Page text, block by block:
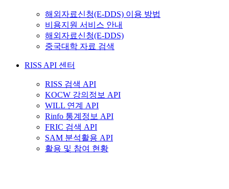
해외자료신청(E-DDS) 이용 방법
비용지원 서비스 안내
해외자료신청(E-DDS)
중국대학 자료 검색
RISS API 센터
RISS 검색 API
KOCW 강의정보 API
WILL 연계 API
Rinfo 통계정보 API
FRIC 검색 API
SAM 분석활용 API
활용 및 참여 현황